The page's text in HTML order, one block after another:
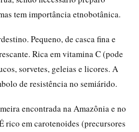
tem importância etnobotânica.
Pequeno, de casca fina e
Rica em vitamina C (pode
sorvetes, geleias e licores. A
de resistência no semiárido.
encontrada na Amazônia e no
rico em carotenoides (precursores